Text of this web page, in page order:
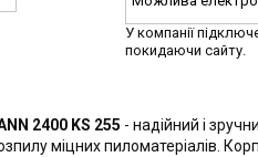
У компанії
покидаючи сайту.
2400 KS 255 - надійний і
міцних пиломатеріалів.